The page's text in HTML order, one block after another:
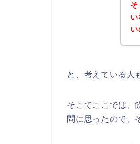
い
と、考えている人
そこでここでは、
問に思ったので、